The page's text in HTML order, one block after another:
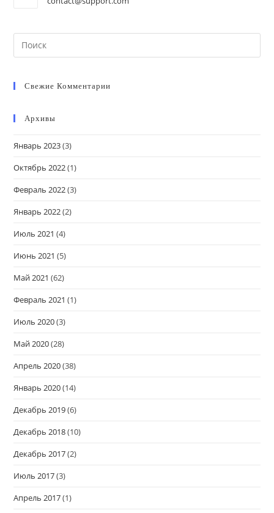
Свежие Комментарии
Архивы
Январь 2023(3)
Октябрь 2022(1)
Февраль 2022(3)
Январь 2022(2)
Июль 2021 (4)
Июнь 2021 (5)
Май 2021 (62)
Февраль 2021 (1)
Июль 2020(3)
Май 2020(28)
Апрель 2020(38)
Январь 2020(14)
Декабрь 2019(6)
Декабрь 2018(10)
Декабрь 2017(2)
Июль 2017(3)
Апрель 2017(1)